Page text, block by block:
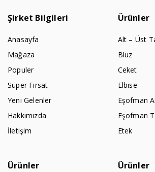
Şirket Bilgileri
Anasayfa
Mağaza
Populer
Süper Fırsat
Yeni Gelenler
Hakkımızda
İletişim
Ürünler
Alt – Üst
Bluz
Ceket
Elbise
Eşofman
Eşofman
Etek
Ürünler Ürünler